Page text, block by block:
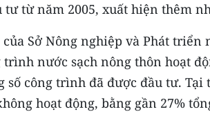
tư từ năm 2005, xuất hiện thêm
Sở Nông nghiệp và Phát
trình nước sạch nông thôn hoạt
số công trình đã được đầu tư.
hoạt động, bằng gần 27%